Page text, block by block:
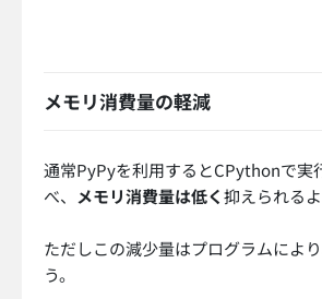
メモリ消費量の軽減
通常PyPyを利用するとCPythonで実
べ、 メモリ消費量は低く抑えられる
ただしこの減少量はプログラムによ
う。